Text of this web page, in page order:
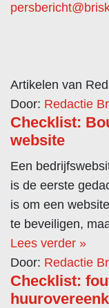
Artikelen van
Door: Redactie
Checklist:
website
Een
is de eerste
is om een
te beveiligen,
Lees verder »
Door: Redactie
Checklist: